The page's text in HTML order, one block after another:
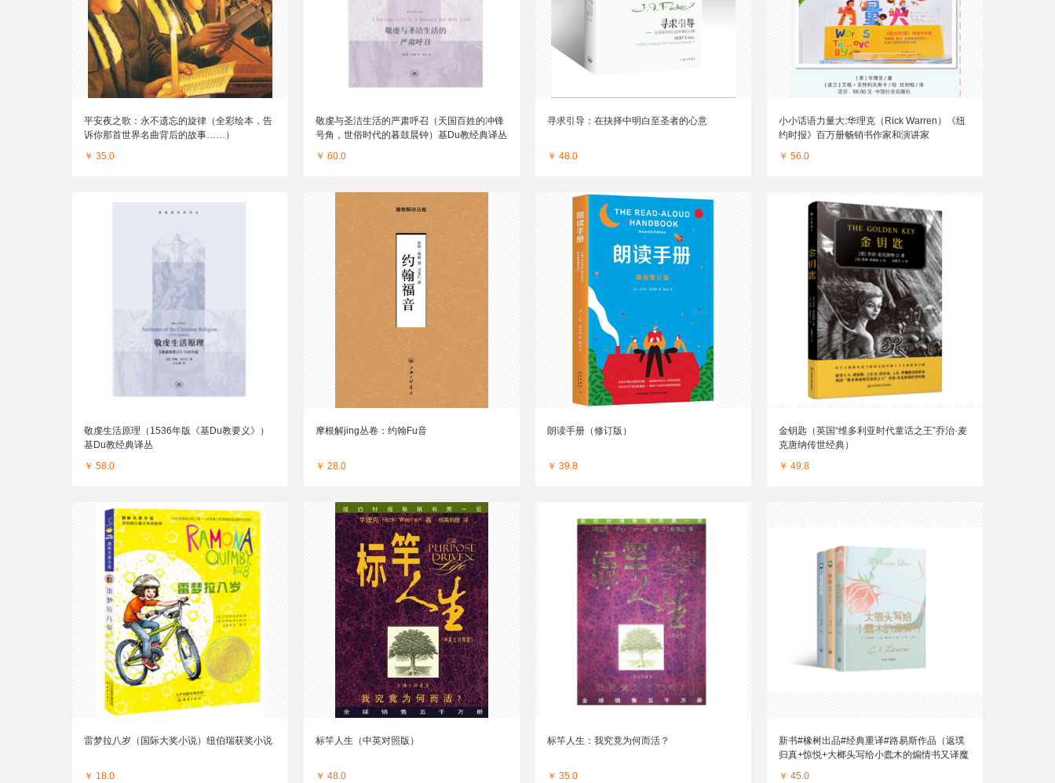
平安夜之歌：永不遗忘的旋律（全彩绘本，告
诉你那首世界名曲背后的故事……）
￥ 35.0
敬虔与圣洁生活的严肃呼召（天国百姓的冲锋
号角，世俗时代的暮鼓晨钟）基Du教经典译丛
￥ 60.0
寻求引导：在抉择中明白至圣者的心意
￥ 48.0
小小话语力量大:华理克（Rick Warren）《纽
约时报》百万册畅销书作家和演讲家
￥ 56.0
敬虔生活原理（1536年版《基Du教要义》）
基Du教经典译丛
￥ 58.0
摩根解jing丛卷：约翰Fu音
￥ 28.0
朗读手册（修订版）
￥ 39.8
金钥匙（英国“维多利亚时代童话之王”乔治·麦
克唐纳传世经典）
￥ 49.8
雷梦拉八岁（国际大奖小说）纽伯瑞获奖小说
￥ 18.0
标竿人生（中英对照版）
￥ 48.0
标竿人生：我究竟为何而活？
￥ 35.0
新书#橡树出品#经典重译#路易斯作品（返璞
归真+惊悦+大榔头写给小蠹木的煽情书又译魔
￥ 45.0